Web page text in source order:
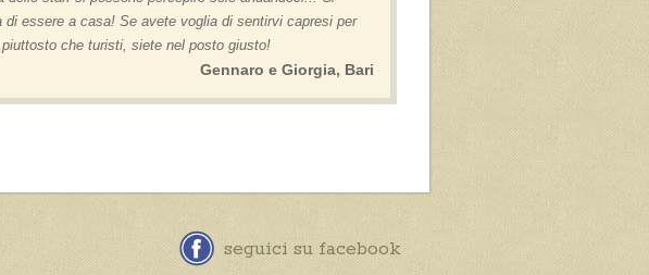
di essere a casa! Se avete voglia di sentirvi capresi per
piuttosto che turisti, siete nel posto giusto!
Gennaro e Giorgia, Bari
seguici su facebook